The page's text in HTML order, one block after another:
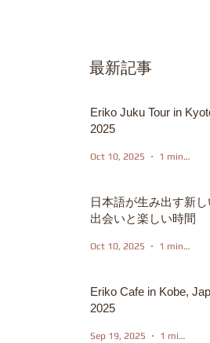
最新記事
Eriko Juku Tour in
2025
Oct 10, 2025 1 min read
日本語が生み出す新し
出会いと楽しい時間
Oct 10, 2025 1 min read
Eriko Cafe in Kobe,
2025
Sep 19, 2025 1 min read